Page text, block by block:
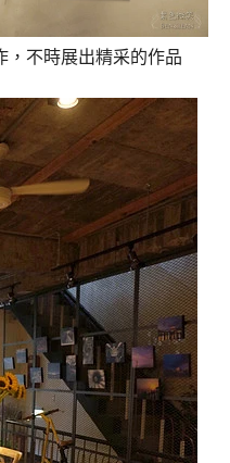
，不時展出精采的作品